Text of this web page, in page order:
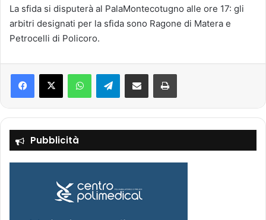
La sfida si disputerà al PalaMontecotugno alle ore 17: gli
arbitri designati per la sfida sono Ragone di Matera e
Petrocelli di Policoro.
Telegram
Pubblicità